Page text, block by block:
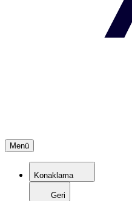
Menü
Konaklama
Geri